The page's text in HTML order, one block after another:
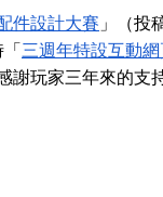
件設計大賽 」（投
三週年特設互動網
謝玩家三年來的支